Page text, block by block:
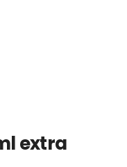
extra